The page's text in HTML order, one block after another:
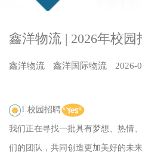
鑫洋物流 | 2026年校园
鑫洋物流 鑫洋国际物流 2026-
1.校园招聘
我们正在寻找一批具有梦想、热情
们的团队，共同创造更加美好的未来